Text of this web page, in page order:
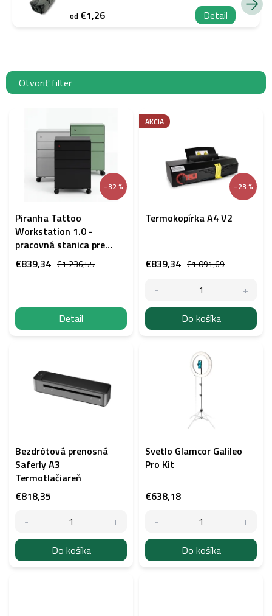
od €1,26 Detail
Otvoriť filter
–32 %
Piranha Tattoo
Workstation 1.0 -
pracovná stanica pre
tetovacie štúdio
€1 236,55
€839,34
Detail
AKCIA
–23 %
Termokopírka A4 V2
€1 091,69
€839,34
Do košíka
Bezdrôtová prenosná
Saferly A3
Termotlačiareň
€818,35
Do košíka
Svetlo Glamcor Galileo
Pro Kit
€638,18
Do košíka